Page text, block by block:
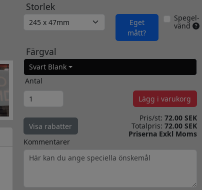
Storlek
Eget
mått?
Spegel-
vänd
Färgval
Svart Blank
Antal
Lägg i varukorg
Visa rabatter
Pris/st: 72.00 SEK
Totalpris: 72.00 SEK
Priserna Exkl Moms
Kommentarer